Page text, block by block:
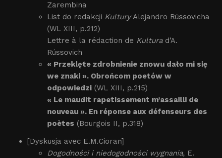
Zarembina
List do redakcji KulturyAlejandro Rússovicha
(WL XIII, p.212)
Lettre à la rédaction de Kulturad’A.
Rússovich
« Przeklęte zdrobnienie znowu dało mi się
we znaki ». Obrońcom poetów w
odpowiedzi (WL XIII, p.215)
« Le maudit rapetissement m’assailli de
nouveau ». En réponse aux défenseurs des
poètes (Bourgois II, p.318)
[Dyskusja avec E.M.Cioran]
Dogodności i niedogodności wygnania, E.